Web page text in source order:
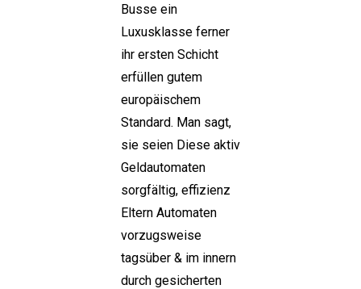
Busse ein
Luxusklasse ferner
ihr ersten Schicht
erfüllen gutem
europäischem
Standard. Man sagt,
sie seien Diese aktiv
Geldautomaten
sorgfältig, effizienz
Eltern Automaten
vorzugsweise
tagsüber & im innern
durch gesicherten